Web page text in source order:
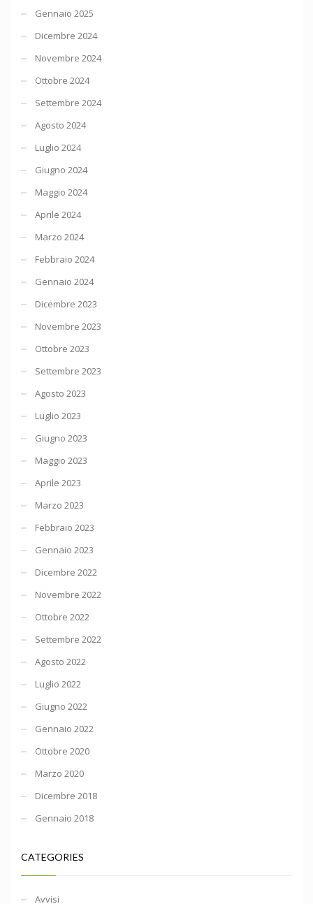
Gennaio 2025
Dicembre 2024
Novembre 2024
Ottobre 2024
Settembre 2024
Agosto 2024
Luglio 2024
Giugno 2024
Maggio 2024
Aprile 2024
Marzo 2024
Febbraio 2024
Gennaio 2024
Dicembre 2023
Novembre 2023
Ottobre 2023
Settembre 2023
Agosto 2023
Luglio 2023
Giugno 2023
Maggio 2023
Aprile 2023
Marzo 2023
Febbraio 2023
Gennaio 2023
Dicembre 2022
Novembre 2022
Ottobre 2022
Settembre 2022
Agosto 2022
Luglio 2022
Giugno 2022
Gennaio 2022
Ottobre 2020
Marzo 2020
Dicembre 2018
Gennaio 2018
CATEGORIES
Avvisi